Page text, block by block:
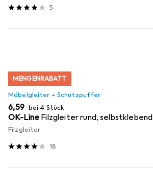
5
MENGENRABATT
Möbelgleiter + Schutzpuffer
EUR
6,59 bei 4 Stück
OK-Line Filzgleiter rund, selbstklebend
Filzgleiter
18